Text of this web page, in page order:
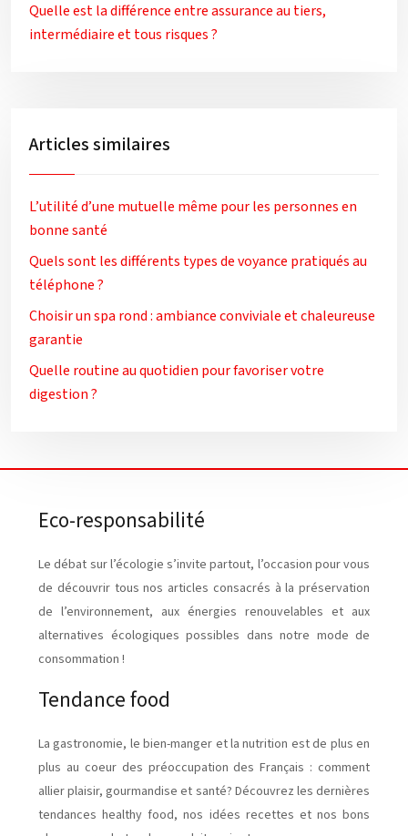
Quelle est la différence entre assurance au tiers,
intermédiaire et tous risques ?
Articles similaires
L’utilité d’une mutuelle même pour les personnes en
bonne santé
Quels sont les différents types de voyance pratiqués au
téléphone ?
Choisir un spa rond : ambiance conviviale et chaleureuse
garantie
Quelle routine au quotidien pour favoriser votre
digestion ?
Eco-responsabilité
Le débat sur l’écologie s’invite partout, l’occasion pour vous
de découvrir tous nos articles consacrés à la préservation
de l’environnement, aux énergies renouvelables et aux
alternatives écologiques possibles dans notre mode de
consommation !
Tendance food
La gastronomie, le bien-manger et la nutrition est de plus en
plus au coeur des préoccupation des Français : comment
allier plaisir, gourmandise et santé? Découvrez les dernières
tendances healthy food, nos idées recettes et nos bons